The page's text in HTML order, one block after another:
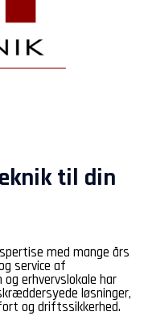
til din
med mange års
service af
erhvervslokale har
løsninger,
og driftssikkerhed.